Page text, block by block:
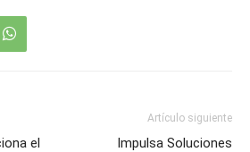
el
Artículo siguiente
Impulsa Soluciones